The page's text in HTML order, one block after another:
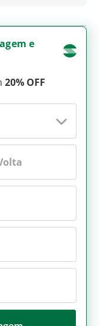
e
20% OFF